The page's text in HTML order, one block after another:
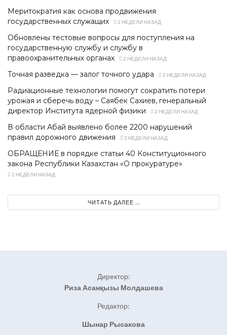
Меритократия как основа продвижения
государственных служащих
2 НЕДЕЛИ НАЗАД
Обновлены тестовые вопросы для поступления на
государственную службу и службу в
правоохранительных органах
2 НЕДЕЛИ НАЗАД
Точная разведка — залог точного удара 2 НЕДЕЛИ НАЗАД
Радиационные технологии помогут сократить потери
урожая и сберечь воду – Саябек Сахиев, генеральный
директор Института ядерной физики
2 НЕДЕЛИ НАЗАД
В области Абай выявлено более 2200 нарушений
правил дорожного движения
2 НЕДЕЛИ НАЗАД
ОБРАЩЕНИЕ в порядке статьи 40 Конституционного
закона Республики Казахстан «О прокуратуре»
2 НЕДЕЛИ НАЗАД
ЧИТАТЬ ДАЛЕЕ ...
Директор:
Риза Асанқызы Молдашева
Редактор:
Шынар Рысакова